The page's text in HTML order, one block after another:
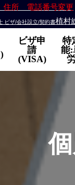
所 電話番号変更
ビザ/会社設立/契約書植村
ビザ申
請
(VISA)
特
能: